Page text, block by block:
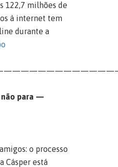
122,7 milhões de
à internet tem
durante a
não para —
o processo
Cásper está